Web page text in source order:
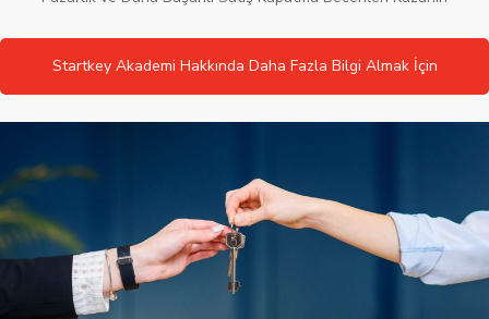
Startkey Akademi Hakkında Daha Fazla Bilgi Almak İçin